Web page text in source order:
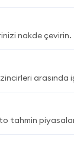
nakde çevirin.
arasında
tahmin